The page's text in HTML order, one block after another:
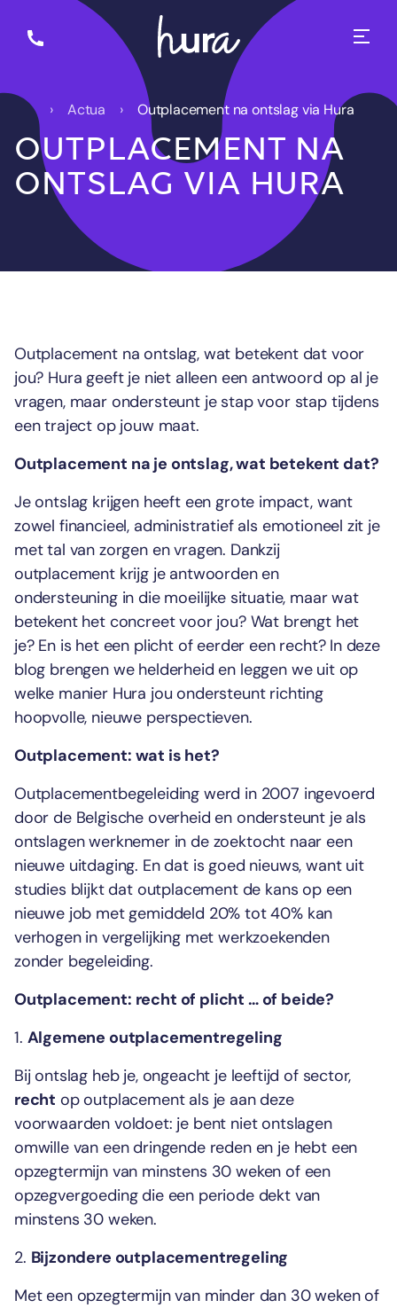
Actua Outplacement na ontslag via Hura
OUTPLACEMENT NA
ONTSLAG VIA HURA
Outplacement na ontslag, wat betekent dat voor
jou? Hura geeft je niet alleen een antwoord op al je
vragen, maar ondersteunt je stap voor stap tijdens
een traject op jouw maat.
Outplacement na je ontslag, wat betekent dat?
Je ontslag krijgen heeft een grote impact, want
zowel financieel, administratief als emotioneel zit je
met tal van zorgen en vragen. Dankzij
outplacement krijg je antwoorden en
ondersteuning in die moeilijke situatie, maar wat
betekent het concreet voor jou? Wat brengt het
je? En is het een plicht of eerder een recht? In deze
blog brengen we helderheid en leggen we uit op
welke manier Hura jou ondersteunt richting
hoopvolle, nieuwe perspectieven.
Outplacement: wat is het?
Outplacementbegeleiding werd in 2007 ingevoerd
door de Belgische overheid en ondersteunt je als
ontslagen werknemer in de zoektocht naar een
nieuwe uitdaging. En dat is goed nieuws, want uit
studies blijkt dat outplacement de kans op een
nieuwe job met gemiddeld 20% tot 40% kan
verhogen in vergelijking met werkzoekenden
zonder begeleiding.
Outplacement: recht of plicht … of beide?
1. Algemene outplacementregeling
Bij ontslag heb je, ongeacht je leeftijd of sector,
recht op outplacement als je aan deze
voorwaarden voldoet: je bent niet ontslagen
omwille van een dringende reden en je hebt een
opzegtermijn van minstens 30 weken of een
opzegvergoeding die een periode dekt van
minstens 30 weken.
2. Bijzondere outplacementregeling
Met een opzegtermijn van minder dan 30 weken of